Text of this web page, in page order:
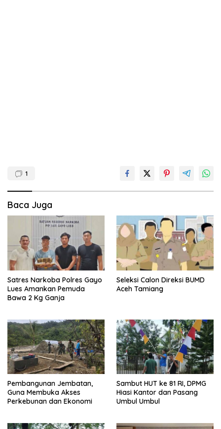
1
Baca Juga
Satres Narkoba Polres Gayo
Lues Amankan Pemuda
Bawa 2 Kg Ganja
Seleksi Calon Direksi BUMD
Aceh Tamiang
Pembangunan Jembatan,
Guna Membuka Akses
Perkebunan dan Ekonomi
Sambut HUT ke 81 RI, DPMG
Hiasi Kantor dan Pasang
Umbul Umbul